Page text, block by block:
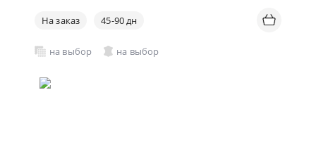
На заказ 45-90 дн
на выбор на выбор